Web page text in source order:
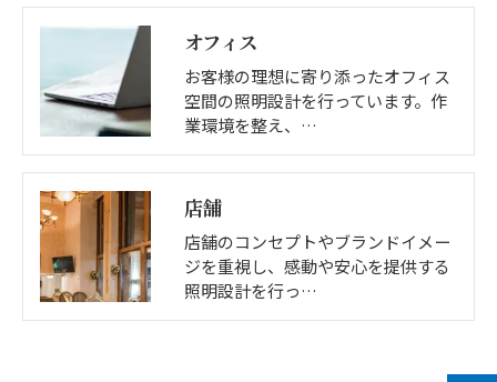
オフィス
お客様の理想に寄り添ったオフィス
空間の照明設計を行っています。作
業環境を整え、…
店舗
店舗のコンセプトやブランドイメー
ジを重視し、感動や安心を提供する
照明設計を行っ…